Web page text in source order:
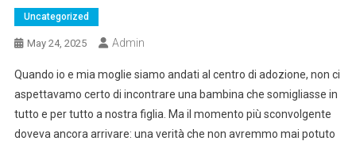
Uncategorized
May 24, 2025 Admin
Quando io e mia moglie siamo andati al centro di adozione, non ci
aspettavamo certo di incontrare una bambina che somigliasse in
tutto e per tutto a nostra figlia. Ma il momento più sconvolgente
doveva ancora arrivare: una verità che non avremmo mai potuto